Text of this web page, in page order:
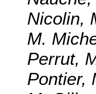
Nicolin,
M.
Perrut,
Pontier,